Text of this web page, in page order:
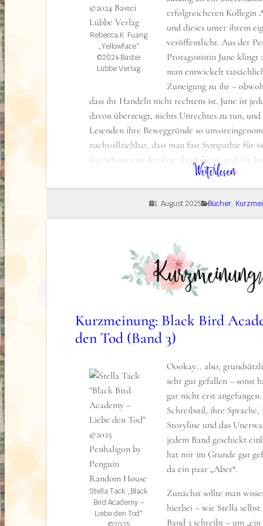
sorgen. Absolutes Highlight für diejenigen, die
mochten. Bei Band 2 hatte meine Tochter
„Märchenvibe“ etwas verloren gegangen sei –
allerdings wieder voll da.
Weiterlesen: Kurzmeinung: Yellowface
Rebecca K. Fuang
„Yellowface“
©2024 Bastei
Lübbe Verlag
erfolgreicheren Kollegin
und dieses unter ihrem
veröffentlicht. Aus der
Protagonistin June klingt
man entwickelt
Zuneigung zu ihr –
dass ihr Handeln nicht rechtens ist. June ist
davon überzeugt, nichts Unrechtes zu tun,
Lesenden ihre Beweggründe so
nachvollziehbar, dass man fast Sympathie für
Irgendwann ist der Zug abgefahren, und für
Die Geschichte regt zum Nachdenken an
Medien erhält – und natürlich kippt die
Buch hält der Szene einen Spiegel vor: Hype
alles oder nichts, und notfalls wird
gegangen. Gekonnt wird dies hier auf die
eines Schuldbewusstseins bei manchen
die über soziale Medien sogar noch damit
hat.
Über das Buch (formally known as
June Hayward und Athena Liu könnten
Stars der Literaturszene sein. Doch während
amerikanische Autorin Athena für ihre
fristet June ein Dasein im Abseits. Niemand
für Geschichten »ganz normaler« weißer
June zumindest. Als June Zeugin wird, wie
Unfall stirbt, stiehlt sie im Affekt Athenas
1. August 2025 Bücher,
Kurzmeinung: Black Bird
den Tod (Band 3)
Stella Tack „Black
Bird Academy –
Liebe den Tod“
Oookay… also,
sehr gut gefallen – sonst
gar nicht erst
Schreibstil, ihre Sprache,
Storyline und das
jedem Band geschickt
hat mir im Grunde gut
da ein paar „Aber“.
Zunächst sollte man
hierbei – wie Stella
Band 3 schreibt – um